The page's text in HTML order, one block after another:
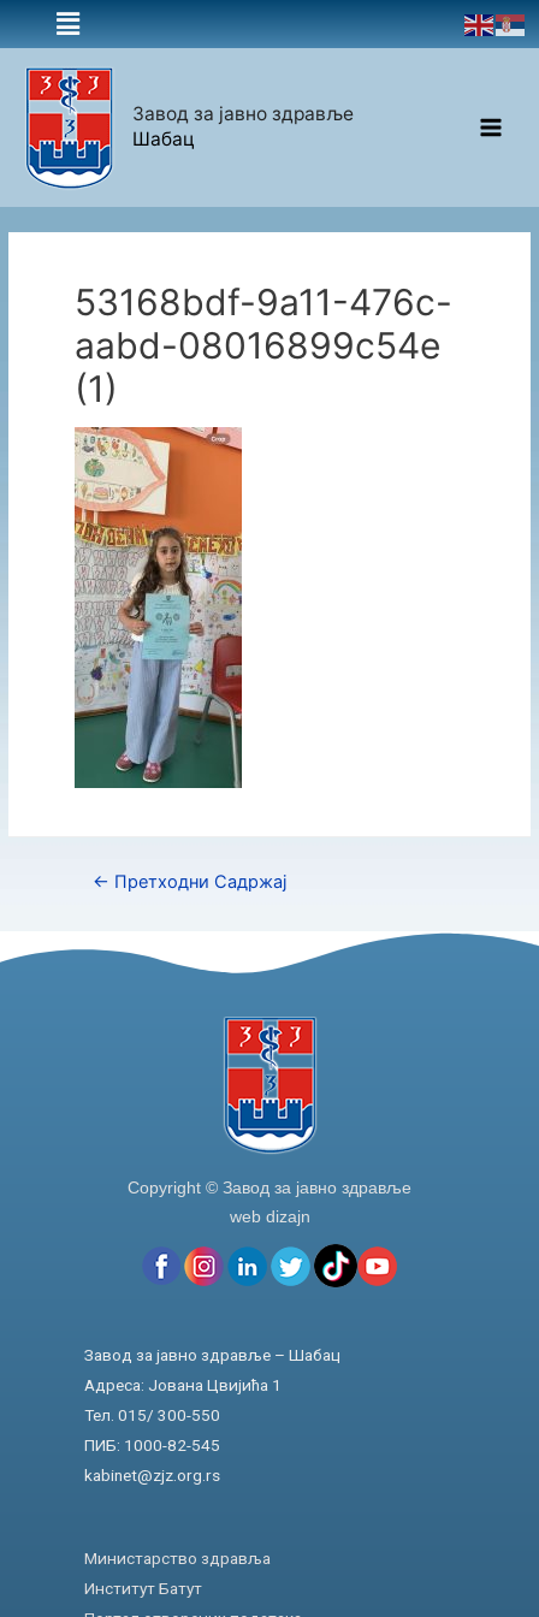
Завод за јавно здравље
Шабац
53168bdf-9a11-476c-
aabd-08016899c54e
(1)
← Претходни Садржај
Copyright © Завод за јавно здравље
web dizajn
Завод за јавно здравље – Шабац
Адреса: Јована Цвијића 1
Тел. 015/ 300-550
ПИБ: 1000-82-545
kabinet@zjz.org.rs
Министарство здравља
Институт Батут